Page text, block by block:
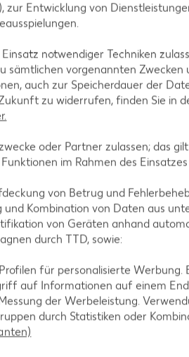
er gelagert?
zur Entwicklung von
notwendiger Techniken
sämtlichen vorgenannten Zwecken
auch zur Speicherdauer der
zu widerrufen, finden Sie in
oder Partner zulassen; das
im Rahmen des
von Betrug und
Kombination von Daten aus
von Geräten anhand
durch TTD, sowie:
für personalisierte Werbung.
auf Informationen auf einem
der Werbeleistung.
durch Statistiken oder